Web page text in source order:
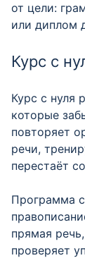
от цели:
или диплом
Курс с
Курс с нуля
которые
повторяет
речи,
перестаёт
Программа
прямая
проверяет